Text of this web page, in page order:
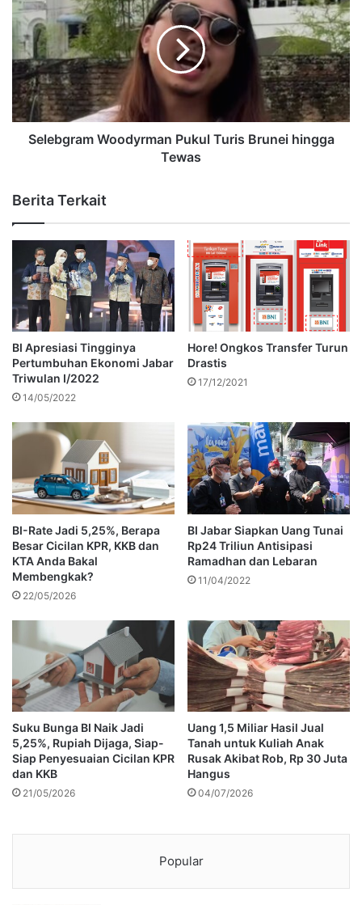
Selebgram Woodyrman Pukul Turis Brunei hingga
Tewas
Berita Terkait
BI Apresiasi Tingginya
Pertumbuhan Ekonomi Jabar
Triwulan I/2022
14/05/2022
Hore! Ongkos Transfer Turun
Drastis
17/12/2021
BI-Rate Jadi 5,25%, Berapa
Besar Cicilan KPR, KKB dan
KTA Anda Bakal
Membengkak?
22/05/2026
BI Jabar Siapkan Uang Tunai
Rp24 Triliun Antisipasi
Ramadhan dan Lebaran
11/04/2022
Suku Bunga BI Naik Jadi
5,25%, Rupiah Dijaga, Siap-
Siap Penyesuaian Cicilan KPR
dan KKB
21/05/2026
Uang 1,5 Miliar Hasil Jual
Tanah untuk Kuliah Anak
Rusak Akibat Rob, Rp 30 Juta
Hangus
04/07/2026
Popular